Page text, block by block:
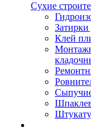
Сухие
Клей